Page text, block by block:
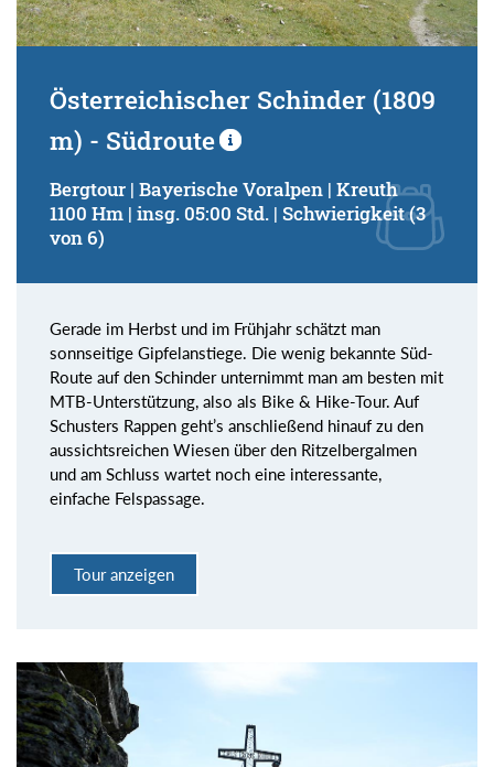
Österreichischer Schinder (1809
m) - Südroute
Bergtour | Bayerische Voralpen | Kreuth
1100 Hm | insg. 05:00 Std. | Schwierigkeit (3
von 6)
Gerade im Herbst und im Frühjahr schätzt man
sonnseitige Gipfelanstiege. Die wenig bekannte Süd-
Route auf den Schinder unternimmt man am besten mit
MTB-Unterstützung, also als Bike & Hike-Tour. Auf
Schusters Rappen geht’s anschließend hinauf zu den
aussichtsreichen Wiesen über den Ritzelbergalmen
und am Schluss wartet noch eine interessante,
einfache Felspassage.
Tour anzeigen